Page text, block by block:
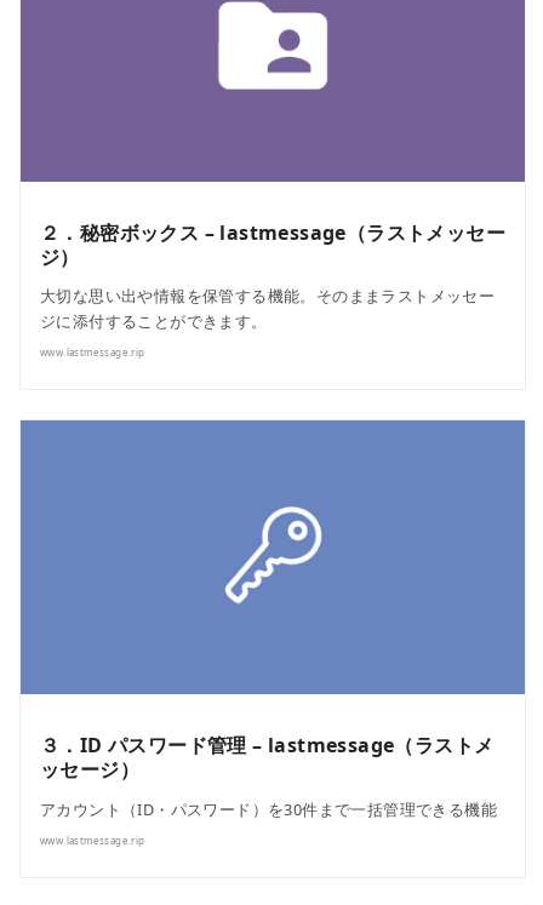
２．秘密ボックス – lastmessage（ラストメッセー
ジ）
大切な思い出や情報を保管する機能。そのままラストメッセー
ジに添付することができます。
www.lastmessage.rip
３．ID パスワード管理 – lastmessage（ラストメ
ッセージ）
アカウント（ID・パスワード）を30件まで一括管理できる機能
www.lastmessage.rip